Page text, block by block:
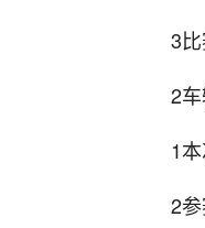
3
2车
1
2